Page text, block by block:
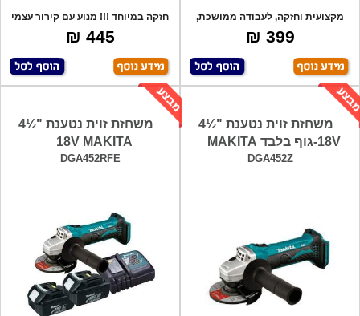
מקצועית וחזקה, לעבודה ממושכת,
גוף צר במי
399 ₪
חזקה במיוחד !!! מנוע עם קירור עצמי
להקלה
445 ₪
משחזת זוית נטענת "½4
18V-גוף בלבד MAKITA
DGA452Z
משחזת זוית נטענת "½4
18V MAKITA
DGA452RFE